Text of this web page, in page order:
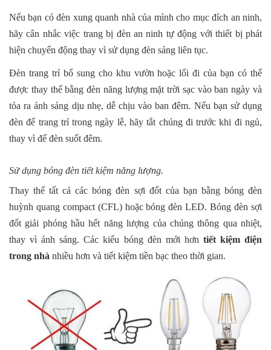
Nếu bạn có đèn xung quanh nhà của mình cho mục đích an ninh,
hãy cân nhắc việc trang bị đèn an ninh tự động với thiết bị phát
hiện chuyển động thay vì sử dụng đèn sáng liên tục.
Đèn trang trí bổ sung cho khu vườn hoặc lối đi của bạn có thể
được thay thế bằng đèn năng lượng mặt trời sạc vào ban ngày và
tỏa ra ánh sáng dịu nhẹ, dễ chịu vào ban đêm. Nếu bạn sử dụng
đèn để trang trí trong ngày lễ, hãy tắt chúng đi trước khi đi ngủ,
thay vì để đèn suốt đêm.
Sử dụng bóng đèn tiết kiệm năng lượng.
Thay thế tất cả các bóng đèn sợi đốt của bạn bằng bóng đèn
huỳnh quang compact (CFL) hoặc bóng đèn LED. Bóng đèn sợi
đốt giải phóng hầu hết năng lượng của chúng thông qua nhiệt,
thay vì ánh sáng. Các kiểu bóng đèn mới hơn tiết kiệm điện
trong nhà nhiều hơn và tiết kiệm tiền bạc theo thời gian.